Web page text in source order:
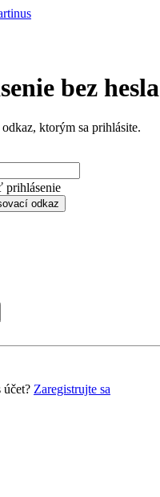
bez hesla
ktorým sa prihlásite.
prihlásenie
odkaz
účet? Zaregistrujte sa